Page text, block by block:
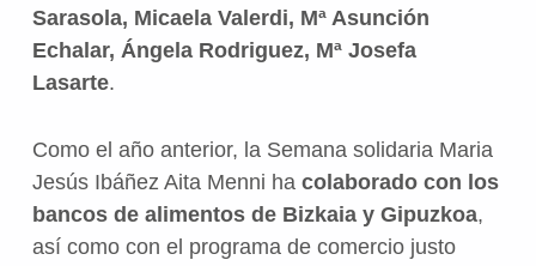
Sarasola, Micaela Valerdi, Mª Asunción
Echalar, Ángela Rodriguez, Mª Josefa
Lasarte.
Como el año anterior, la Semana solidaria Maria
Jesús Ibáñez Aita Menni ha colaborado con los
bancos de alimentos de Bizkaia y Gipuzkoa,
así como con el programa de comercio justo